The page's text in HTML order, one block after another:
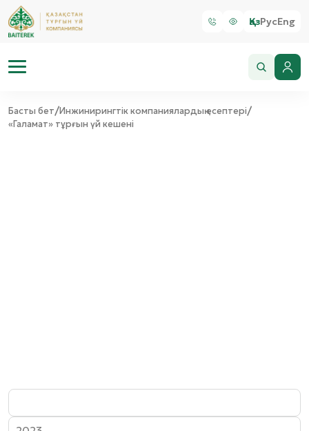
ҚазРусEng
Басты бет/Инжинирингтік компаниялардың есептері/
«Галамат» тұрғын үй кешені